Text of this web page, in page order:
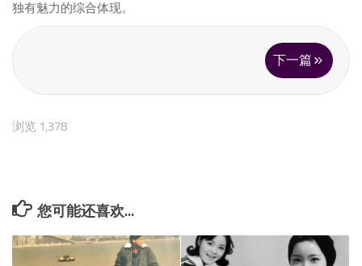
独有魅力的综合体现。
下一篇
浏览 1,378
您可能还喜欢...